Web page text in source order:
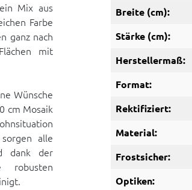
Mix aus
Farbe
ganz nach
mit
Wünsche
cm Mosaik
alle
dank der
robusten
Breite (cm):
Stärke (cm):
Herstellermaß:
Format:
Rektifiziert:
Material:
Frostsicher:
Optiken: